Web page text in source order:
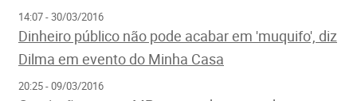
14:07 - 30/03/2016
Dinheiro público não pode acabar em 'muquifo', diz
Dilma em evento do Minha Casa
20:25 - 09/03/2016